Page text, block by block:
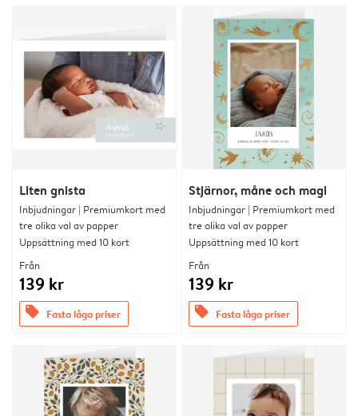
Liten gnista
Inbjudningar | Premiumkort med
tre olika val av papper
Uppsättning med 10 kort
Från
139 kr
offers Fasta låga priser
Stjärnor, måne och magi
Inbjudningar | Premiumkort med
tre olika val av papper
Uppsättning med 10 kort
Från
139 kr
offers Fasta låga priser